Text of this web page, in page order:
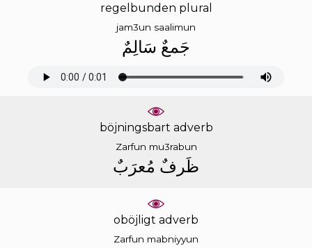
regelbunden plural
jam3un saalimun
ﺟَﻤﻊٌ ﺳَﺎﻟِﻢٌ
böjningsbart adverb
Zarfun mu3rabun
ﻇَﺮﻑٌ ﻣُﻌﺮَﺏٌ
oböjligt adverb
Zarfun mabniyyun